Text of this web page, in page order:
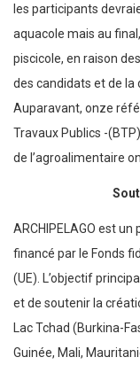
les participants
aquacole mais au
piscicole, en raison
des candidats et de la
Auparavant, onze
Travaux Publics -
de l’agroalimentaire
ARCHIPELAGO est
financé par le Fonds
(UE). L’objectif
et de soutenir la
Lac Tchad (Burkina-
Guinée, Mali,